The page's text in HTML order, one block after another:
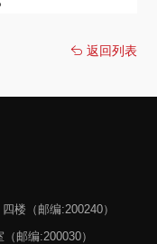
返回列表
楼（邮编:200240）
邮编:200030）